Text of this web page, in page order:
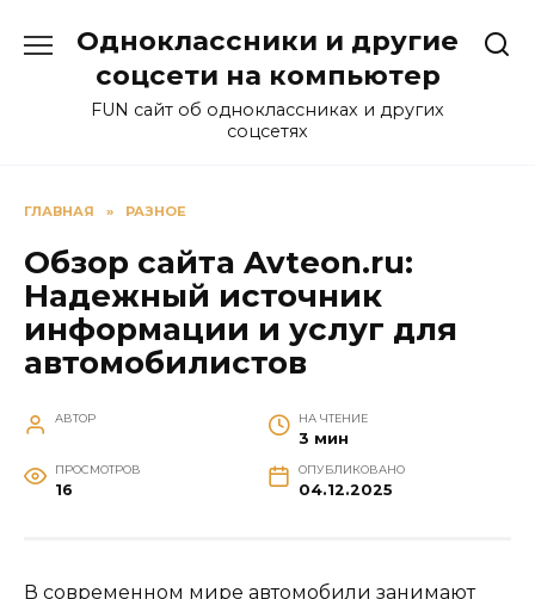
содержанию
Одноклассники и другие
соцсети на компьютер
FUN сайт об одноклассниках и других
соцсетях
ГЛАВНАЯ » РАЗНОЕ
Обзор сайта Avteon.ru:
Надежный источник
информации и услуг для
автомобилистов
АВТОР НА ЧТЕНИЕ
3 мин
ПРОСМОТРОВ
16
ОПУБЛИКОВАНО
04.12.2025
В современном мире автомобили занимают